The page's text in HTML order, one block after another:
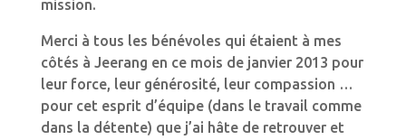
mission.
Merci à tous les bénévoles qui étaient à mes
côtés à Jeerang en ce mois de janvier 2013 pour
leur force, leur générosité, leur compassion …
pour cet esprit d’équipe (dans le travail comme
dans la détente) que j’ai hâte de retrouver et